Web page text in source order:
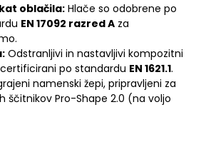
oblačila: Hlače so odobrene po
EN 17092 razred A za
Odstranljivi in nastavljivi kompozitni
po standardu EN 1621.1.
namenski žepi, pripravljeni za
ščitnikov Pro-Shape 2.0 (na voljo